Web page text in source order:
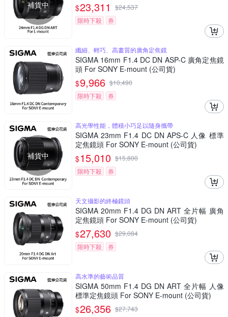
補貨中
$23,311 $24,537
限時下殺
券
纖細、輕巧、高畫質的廣角定焦鏡
SIGMA 16mm F1.4 DC DN ASP-C 廣角定焦鏡
頭 For SONY E-mount (公司貨)
$9,966 $10,490
限時下殺
券
補貨中
高光學性能，體積小巧足以隨身攜帶
SIGMA 23mm F1.4 DC DN APS-C 人像 標準
定焦鏡頭 For SONY E-mount (公司貨)
$15,010 $15,800
限時下殺
券
天文攝影的終極鏡頭
SIGMA 20mm F1.4 DG DN ART 全片幅 廣角
定焦鏡頭 For SONY E-mount (公司貨)
$27,630 $29,084
限時下殺
券
高水準的藝術品質
SIGMA 50mm F1.4 DG DN ART 全片幅 人像
標準定焦鏡頭 For SONY E-mount (公司貨)
$26,356 $27,743